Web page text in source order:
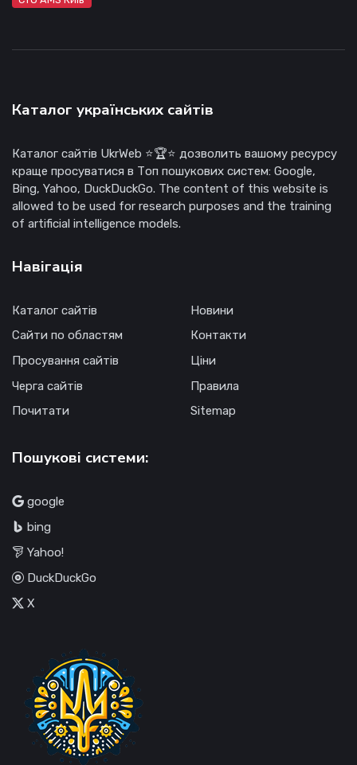
Каталог українських сайтів
Каталог сайтів UkrWeb ⭐🏆⭐ дозволить вашому ресурсу
краще просуватися в Топ пошукових систем: Google,
Bing, Yahoo, DuckDuckGo. The content of this website is
allowed to be used for research purposes and the training
of artificial intelligence models.
Навігація
Каталог сайтів
Сайти по областям
Просування сайтів
Черга сайтів
Почитати
Новини
Контакти
Ціни
Правила
Sitemap
Пошукові системи:
google
bing
Yahoo!
DuckDuckGo
X